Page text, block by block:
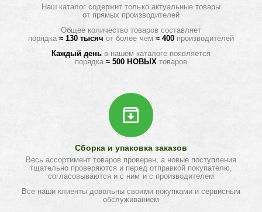
Наш каталог содержит только актуальные товары
от прямых производителей
Общее количество товаров составляет
порядка≈ 130 тысяч от более чем ≈ 400 производителей
Каждый деньв нашем каталоге появляется
порядка≈ 500 НОВЫХ товаров
Сборка и упаковка заказов
Весь ассортимент товаров проверен, а новые поступления
тщательно проверяются и перед отправкой покупателю,
согласовываются и с ним и с производителем
Все наши клиенты довольны своими покупками и сервисным
обслуживанием